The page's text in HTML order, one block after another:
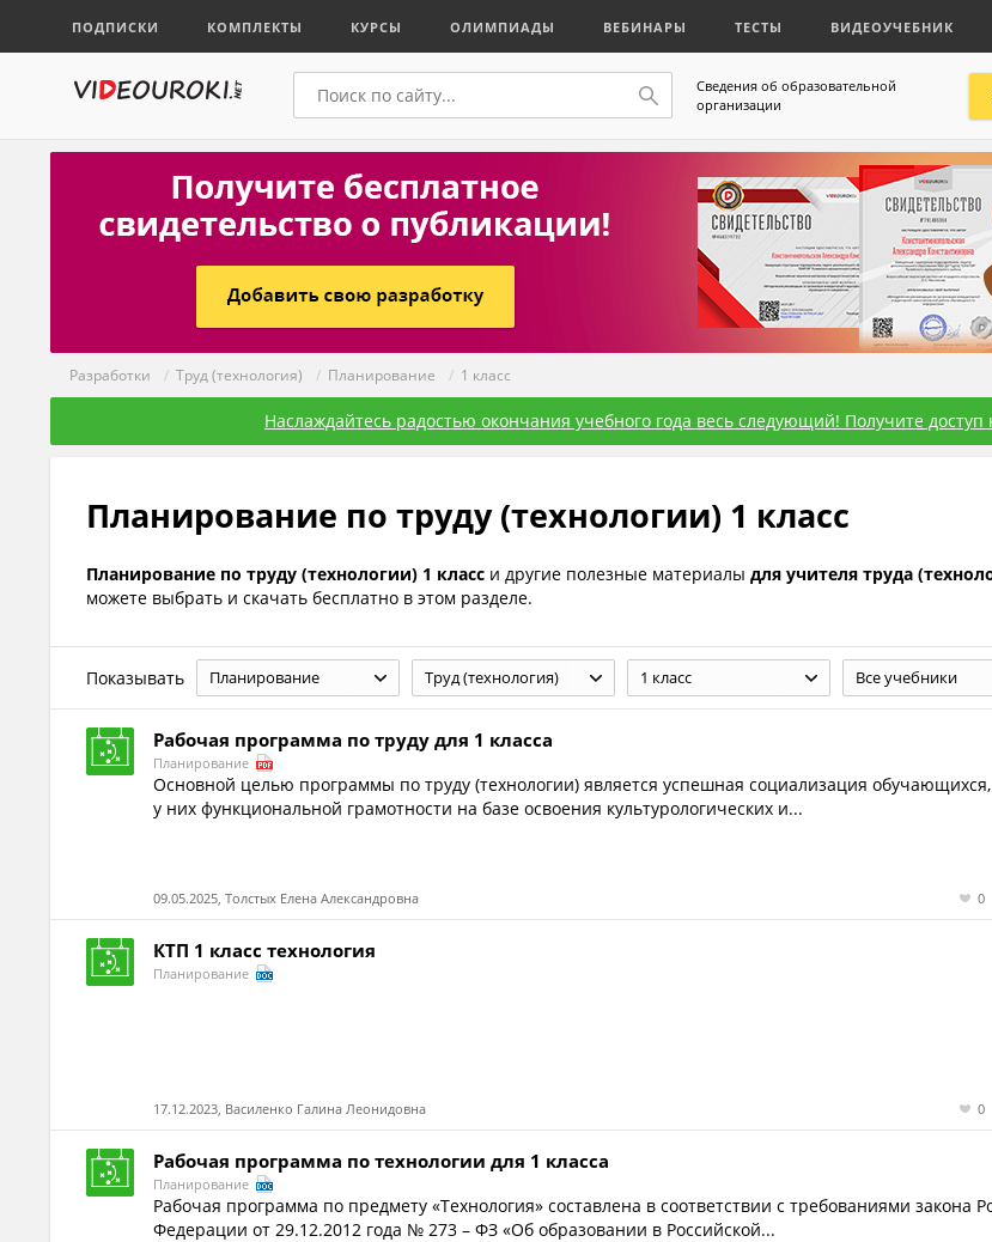
ПОДПИСКИ КОМПЛЕКТЫ КУРСЫ ОЛИМПИАДЫ ВЕБИНАРЫ ТЕСТЫ ВИДЕОУЧЕБНИК
Сведения об образовательной
организации
Разработки / Труд (технология) / Планирование / 1 класс
Наслаждайтесь радостью окончания учебного года весь следующий! Получите доступ
Планирование по труду (технологии) 1 класс
Планирование по труду (технологии) 1 класс и другие полезные материалы для учителя труда
можете выбрать и скачать бесплатно в этом разделе.
Показывать Планирование Труд (технология) 1 класс Все учебники
Рабочая программа по труду для 1 класса
Планирование
Основной целью программы по труду (технологии) является успешная социализация
у них функциональной грамотности на базе освоения культурологических и...
09.05.2025, Толстых Елена Александровна 0
КТП 1 класс технология
Планирование
17.12.2023, Василенко Галина Леонидовна 0
Рабочая программа по технологии для 1 класса
Планирование
Рабочая программа по предмету «Технология» составлена в соответствии с требованиями закона
Федерации от 29.12.2012 года № 273 – ФЗ «Об образовании в Российской...